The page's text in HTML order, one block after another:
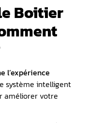
Boitier
l’expérience
système intelligent
améliorer votre